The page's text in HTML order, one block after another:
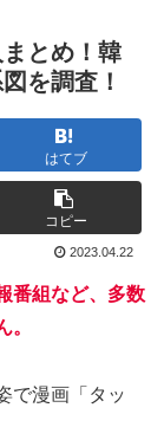
とめ！韓
を調査！
はてブ
コピー
2023.04.22
番組など、多数
。
で漫画「タッ